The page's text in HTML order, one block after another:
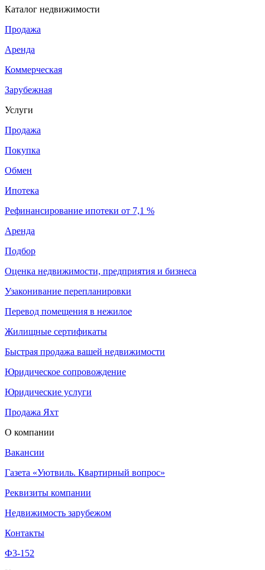
Каталог недвижимости
Продажа
Аренда
Коммерческая
Зарубежная
Услуги
Продажа
Покупка
Обмен
Ипотека
Рефинансирование ипотеки от 7,1 %
Аренда
Подбор
Оценка недвижимости, предприятия и бизнеса
Узаконивание перепланировки
Перевод помещения в нежилое
Жилищные сертификаты
Быстрая продажа вашей недвижимости
Юридическое сопровождение
Юридические услуги
Продажа Яхт
О компании
Вакансии
Газета «Уютвиль. Квартирный вопрос»
Реквизиты компании
Недвижимость зарубежом
Контакты
Ф3-152